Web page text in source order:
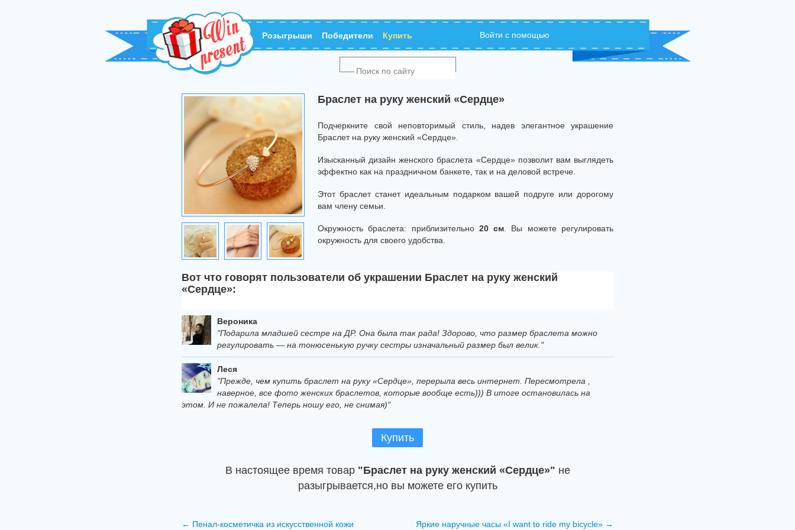
Розыгрыши Победители Купить Войти с помощью
Браслет на руку женский «Сердце»
Подчеркните свой неповторимый стиль, надев элегантное украшение
Браслет на руку женский «Сердце».
Изысканный дизайн женского браслета «Сердце» позволит вам выглядеть
эффектно как на праздничном банкете, так и на деловой встрече.
Этот браслет станет идеальным подарком вашей подруге или дорогому
вам члену семьи.
Окружность браслета: приблизительно 20 см . Вы можете регулировать
окружность для своего удобства.
Вот что говорят пользователи об украшении Браслет на руку женский
«Сердце»:
Вероника
"Подарила младшей сестре на ДР. Она была так рада! Здорово, что размер браслета можно
регулировать — на тонюсенькую ручку сестры изначальный размер был велик."
Леся
"Прежде, чем купить браслет на руку «Сердце», перерыла весь интернет. Пересмотрела ,
наверное, все фото женских браслетов, которые вообще есть))) В итоге остановилась на
этом. И не пожалела! Теперь ношу его, не снимая)"
Купить
В настоящее время товар "Браслет на руку женский «Сердце»" не
разыгрывается,но вы можете его купить
← Пенал-косметичка из искусственной кожи Яркие наручные часы «I want to ride my bicycle» →